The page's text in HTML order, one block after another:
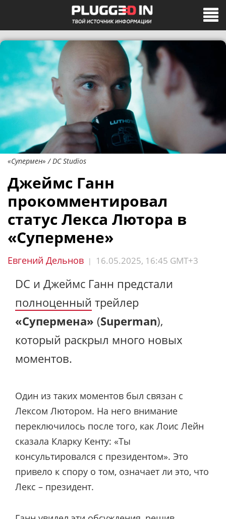
«Супермен» / DC Studios
Джеймс Ганн
прокомментировал
статус Лекса Лютора в
«Супермене»
Евгений Дельнов | 16.05.2025, 16:45 GMT+3
DC и Джеймс Ганн предстали
полноценный трейлер
«Супермена» (Superman),
который раскрыл много новых
моментов.
Один из таких моментов был связан с
Лексом Лютором. На него внимание
переключилось после того, как Лоис Лейн
сказала Кларку Кенту: «Ты
консультировался с президентом». Это
привело к спору о том, означает ли это, что
Лекс – президент.